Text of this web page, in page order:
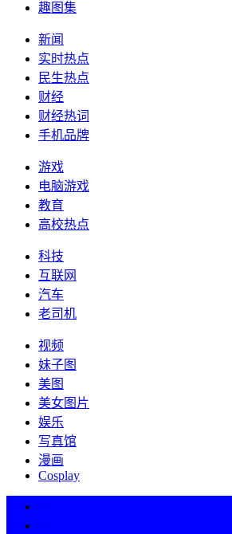
趣图集
新闻
实时热点
民生热点
财经
财经热词
手机品牌
游戏
电脑游戏
教育
高校热点
科技
互联网
汽车
老司机
视频
妹子图
美图
美女图片
娱乐
写真馆
漫画
Cosplay